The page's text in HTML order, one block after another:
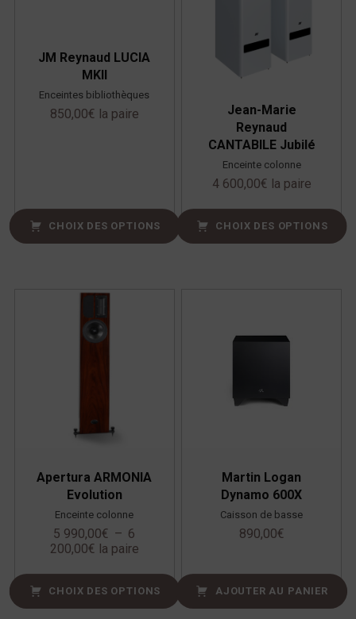
JM Reynaud LUCIA
MKII
Enceintes bibliothèques
850,00€ la paire
CHOIX DES OPTIONS
Jean-Marie
Reynaud
CANTABILE Jubilé
Enceinte colonne
4 600,00€ la paire
CHOIX DES OPTIONS
Apertura ARMONIA
Evolution
Enceinte colonne
5 990,00€ – 6
200,00€ la paire
CHOIX DES OPTIONS
Martin Logan
Dynamo 600X
Caisson de basse
890,00€
AJOUTER AU PANIER